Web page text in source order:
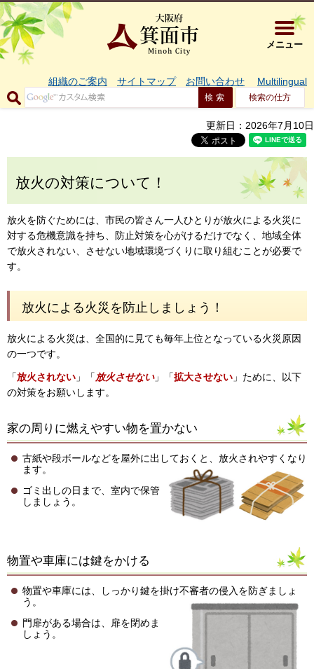
大阪府箕
メニュー
組織のご案内 サイトマップ お問い合わせ Multilingual
検索の仕方
更新日：2026年7月10日
放火の対策について！
放火を防ぐためには、市民の皆さん一人ひとりが放火による火災に
対する危機意識を持ち、防止対策を心がけるだけでなく、地域全体
で放火されない、させない地域環境づくりに取り組むことが必要で
す。
放火による火災を防止しましょう！
放火による火災は、全国的に見ても毎年上位となっている火災原因
の一つです。
「放火されない 」「 放火させない」「拡大させない 」ために、以下
の対策をお願いします。
家の周りに燃えやすい物を置かない
古紙や段ボールなどを屋外に出しておくと、放火されやすくなり
ます。
ゴミ出しの日まで、室内で保管
しましょう。
物置や車庫には鍵をかける
物置や車庫には、しっかり鍵を掛け不審者の侵入を防ぎましょ
う。
門扉がある場合は、扉を閉めま
しょう。